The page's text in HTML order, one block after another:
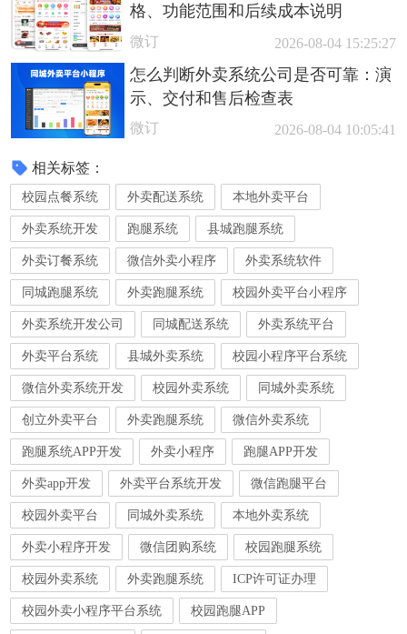
格、功能范围和后续成本说明
微订 2026-08-04 15:25:27
怎么判断外卖系统公司是否可靠：演
示、交付和售后检查表
微订 2026-08-04 10:05:41
相关标签：
校园点餐系统 外卖配送系统 本地外卖平台
外卖系统开发 跑腿系统 县城跑腿系统
外卖订餐系统 微信外卖小程序 外卖系统软件
同城跑腿系统 外卖跑腿系统 校园外卖平台小程序
外卖系统开发公司 同城配送系统 外卖系统平台
外卖平台系统 县城外卖系统 校园小程序平台系统
微信外卖系统开发 校园外卖系统 同城外卖系统
创立外卖平台 外卖跑腿系统 微信外卖系统
跑腿系统APP开发 外卖小程序 跑腿APP开发
外卖app开发 外卖平台系统开发 微信跑腿平台
校园外卖平台 同城外卖系统 本地外卖系统
外卖小程序开发 微信团购系统 校园跑腿系统
校园外卖系统 外卖跑腿系统 ICP许可证办理
校园外卖小程序平台系统 校园跑腿APP